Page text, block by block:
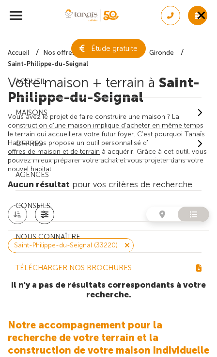
Étude gratuite
ACCUEIL
MAISONS
OFFRES
AGENCES
CONSEILS
NOUS CONNAÎTRE
TÉLÉCHARGER NOS BROCHURES
Accueil Nos offres de maison + terrain
Gironde
Saint-Philippe-du-Seignal
Votre maison + terrain à Saint-
Philippe-du-Seignal
Vous avez le projet de faire construire une maison ? La
construction d'une maison implique d'acheter en même temps
le terrain qui accueillera votre futur foyer. C'est pourquoi Tanaïs
Habitat vous propose un outil personnalisé d'
offres de maison et de terrain à acquérir. Grâce à cet outil, vous
pouvez mieux préparer votre achat et vous projeter dans votre
nouvel habitat.
Aucun résultat pour vos critères de recherche
Saint-Philippe-du-Seignal (33220)
Il n'y a pas de résultats correspondants à votre
recherche.
Notre accompagnement pour la
recherche de votre terrain et la
construction de votre maison individuelle